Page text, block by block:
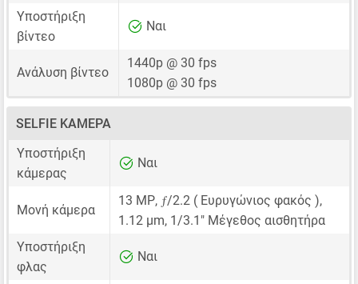
Υποστήριξη
βίντεο
Ναι
Ανάλυση βίντεο
1440p @ 30 fps
1080p @ 30 fps
SELFIE ΚΆΜΕΡΑ
Υποστήριξη
κάμερας
Ναι
Μονή κάμερα
13 MP, ƒ/2.2 ( Ευρυγώνιος φακός ),
1.12 μm, 1/3.1" Μέγεθος αισθητήρα
Υποστήριξη
φλας
Ναι